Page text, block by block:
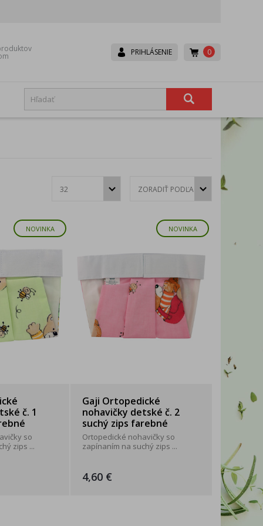
0
PRIHLÁSENIE
Ice Power
Mesh NOVINKA
č. 1
so
zips ...
NOVINKA
Gaji Ortopedické
nohavičky detské č. 2
suchý zips farebné
Ortopedické nohavičky so
zapínaním na suchý zips ...
4,60 €